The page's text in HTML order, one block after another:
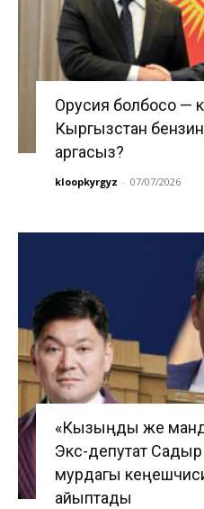
Орусия болбосо —
Кыргызстан
аргасыз?
kloopkyrgyz - 07/07/2026
«Кызыңды же
Экс-депутат
мурдагы
айыптады